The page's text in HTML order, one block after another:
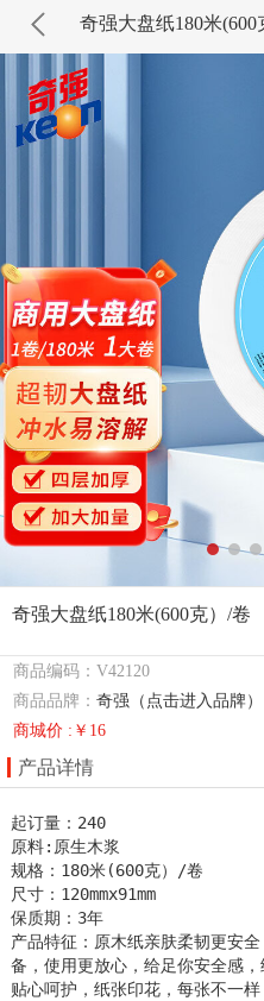
奇强大盘纸180米(600
奇强大盘纸180米(600克）/卷
商品编码：V42120
商品品牌：奇强（点击进入品牌）
商城价 :￥16
产品详情
起订量：240
原料:原生木浆
规格：180米(600克）/卷
尺寸：120mmx91mm
保质期：3年
产品特征：原木纸亲肤柔韧更安
备，使用更放心，给足你安全感
贴心呵护，纸张印花，每张不一